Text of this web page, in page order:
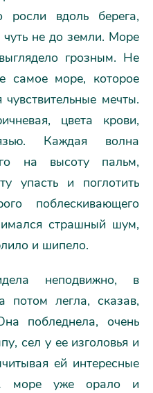
росли вдоль берега,
чуть не до земли. Море
грозным. Не
самое море, которое
мечты.
цвета крови,
Каждая волна
на высоту пальм,
упасть и поглотить
поблескивающего
страшный шум,
и шипело.
неподвижно, в
потом легла, сказав,
побледнела, очень
сел у ее изголовья и
ей интересные
море уже орало и